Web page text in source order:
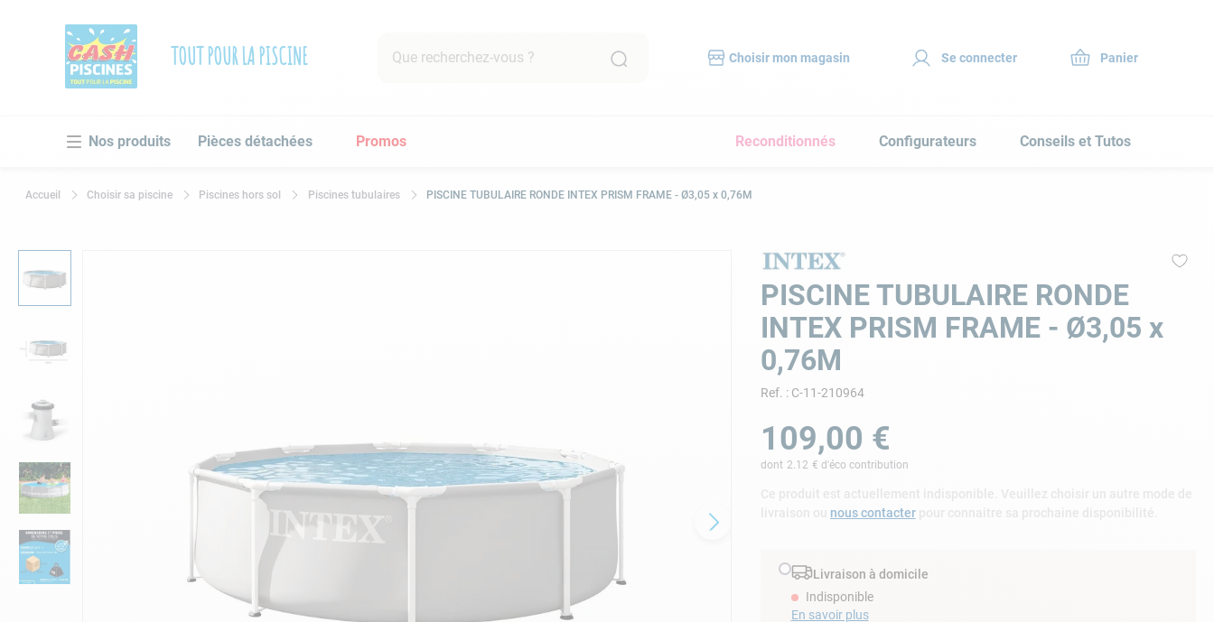
TOUT POUR LA PISCINE Choisir mon magasin Se connecter
Pièces détachées Promos Reconditionnés Configurateurs Conseils et Tutos
Choisir sa piscine Piscines hors sol Piscines tubulaires PISCINE TUBULAIRE RONDE INTEX PRISM FRAME - Ø3,05 x 0,76M
PISCINE TUBULAIRE RONDE
INTEX PRISM FRAME - Ø3,05 x
0,76M
Ref. : C-11-210964
109,00 €
dont 2.12 € d'éco contribution
nous contacterpour connaitre sa prochaine disponibilité.
Livraison à domicile
Indisponible
En savoir plus
1.
pompe filtration piscine